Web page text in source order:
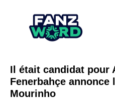
Il était candidat pour
Fenerbahçe annonce
Mourinho